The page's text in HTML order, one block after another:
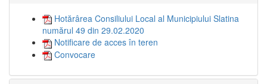
Hotărârea Consiliului Local al Municipiului Slatina
numărul 49 din 29.02.2020
Notificare de acces în teren
Convocare